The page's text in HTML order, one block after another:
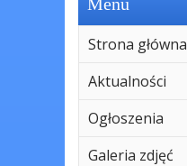
Strona główna
Aktualności
Ogłoszenia
Galeria zdjęć